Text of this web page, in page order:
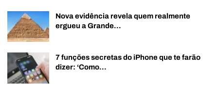
Nova evidência revela quem realmente
ergueu a Grande…
7 funções secretas do iPhone que te farão
dizer: ‘Como…